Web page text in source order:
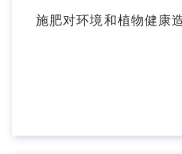
施肥对环境和植物健康